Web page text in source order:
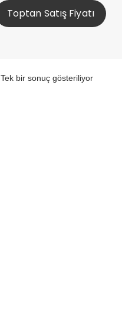
Toptan Satış Fiyatı
Tek bir sonuç gösteriliyor